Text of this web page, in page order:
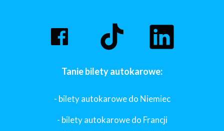
Tanie bilety autokarowe:
- bilety autokarowe do Niemiec
- bilety autokarowe do Francji